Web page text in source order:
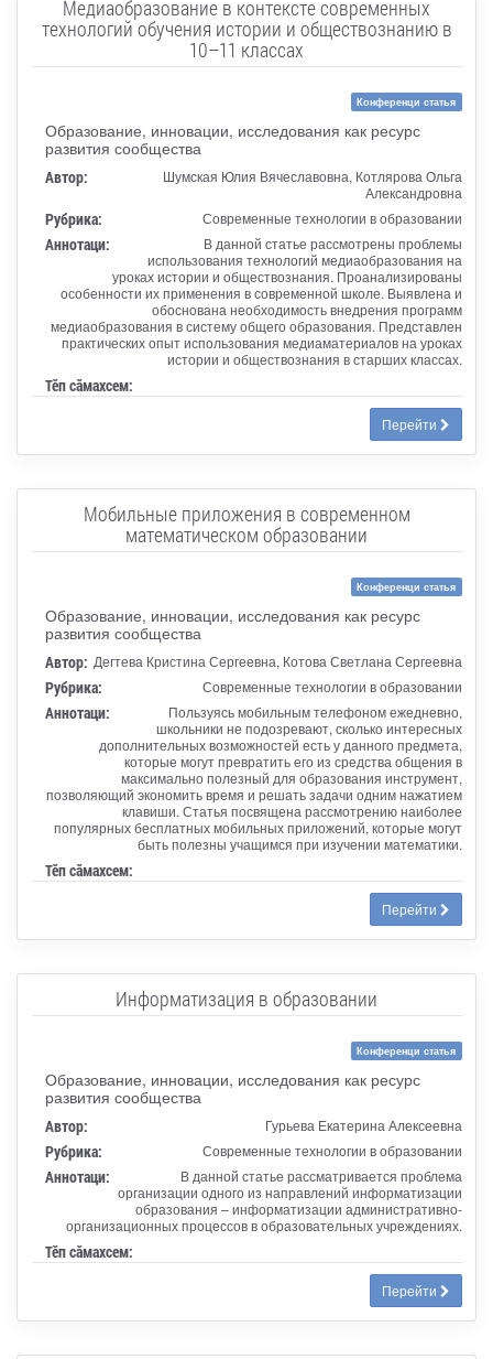
Медиаобразование в контексте современных
технологий обучения истории и обществознанию в
10–11 классах
Конференци статья
Образование, инновации, исследования как ресурс
развития сообщества
Автор:
Шумская Юлия Вячеславовна, Котлярова Ольга
Александровна
Рубрика: Современные технологии в образовании
Аннотаци:
В данной статье рассмотрены проблемы
использования технологий медиаобразования на
уроках истории и обществознания. Проанализированы
особенности их применения в современной школе. Выявлена и
обоснована необходимость внедрения программ
медиаобразования в систему общего образования. Представлен
практических опыт использования медиаматериалов на уроках
истории и обществознания в старших классах.
Тӗп сӑмахсем:
Перейти
Мобильные приложения в современном
математическом образовании
Конференци статья
Образование, инновации, исследования как ресурс
развития сообщества
Автор: Дегтева Кристина Сергеевна, Котова Светлана Сергеевна
Рубрика: Современные технологии в образовании
Аннотаци:
Пользуясь мобильным телефоном ежедневно,
школьники не подозревают, сколько интересных
дополнительных возможностей есть у данного предмета,
которые могут превратить его из средства общения в
максимально полезный для образования инструмент,
позволяющий экономить время и решать задачи одним нажатием
клавиши. Статья посвящена рассмотрению наиболее
популярных бесплатных мобильных приложений, которые могут
быть полезны учащимся при изучении математики.
Тӗп сӑмахсем:
Перейти
Информатизация в образовании
Конференци статья
Образование, инновации, исследования как ресурс
развития сообщества
Автор: Гурьева Екатерина Алексеевна
Рубрика: Современные технологии в образовании
Аннотаци:
В данной статье рассматривается проблема
организации одного из направлений информатизации
образования – информатизации административно-
организационных процессов в образовательных учреждениях.
Тӗп сӑмахсем:
Перейти